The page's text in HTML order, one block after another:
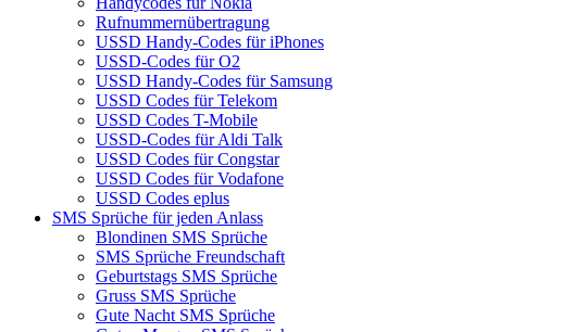
Rufnummernübertragung
USSD Handy-Codes für iPhones
USSD-Codes für O2
USSD Handy-Codes für Samsung
USSD Codes für Telekom
USSD Codes T-Mobile
USSD-Codes für Aldi Talk
USSD Codes für Congstar
USSD Codes für Vodafone
USSD Codes eplus
SMS Sprüche für jeden Anlass
Blondinen SMS Sprüche
SMS Sprüche Freundschaft
Geburtstags SMS Sprüche
Gruss SMS Sprüche
Gute Nacht SMS Sprüche